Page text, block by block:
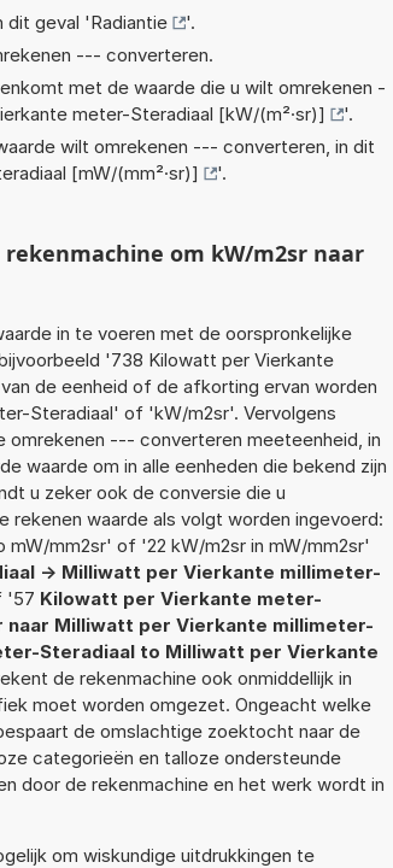
dit geval 'Radiantie
'.
--- converteren.
met de waarde die u wilt omrekenen -
meter-Steradiaal [kW/(m²·sr)]
'.
wilt omrekenen --- converteren, in dit
[mW/(mm²·sr)] '.
om kW/m2sr naar
in te voeren met de oorspronkelijke
'738 Kilowatt per Vierkante
de eenheid of de afkorting ervan worden
Steradiaal' of 'kW/m2sr'. Vervolgens
omrekenen --- converteren meeteenheid, in
waarde om in alle eenheden die bekend zijn
u zeker ook de conversie die u
waarde als volgt worden ingevoerd:
mm2sr' of '22 kW/m2sr in mW/mm2sr'
-> Milliwatt per Vierkante millimeter-
'57 Kilowatt per Vierkante meter-
naar Milliwatt per Vierkante millimeter-
Steradiaal to Milliwatt per Vierkante
de rekenmachine ook onmiddellijk in
moet worden omgezet. Ongeacht welke
de omslachtige zoektocht naar de
categorieën en talloze ondersteunde
door de rekenmachine en het werk wordt in
om wiskundige uitdrukkingen te